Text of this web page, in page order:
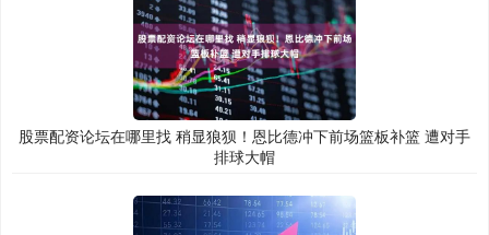
股票配资论坛在哪里找 稍显狼狈！恩比德冲下前场篮板补篮 遭对手
排球大帽